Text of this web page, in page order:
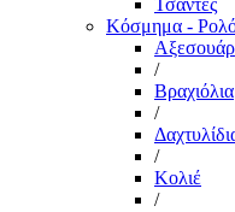
Τσάντες
Κόσμημα -
Αξεσουάρ
/
Βραχιόλια
/
/
Κολιέ
/